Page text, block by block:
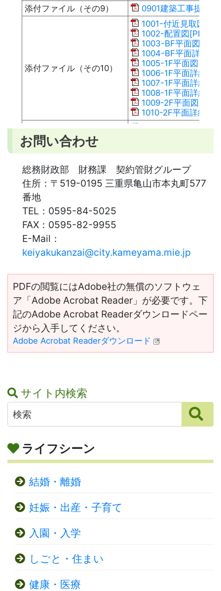
添付ファイル（その9） 0901建築工事提出
添付ファイル（その10）
1001-付近見取図
1002-配置図[PDF：
1003-BF平面図
1004-BF平面詳細図
1005-1F平面図[PDF
1006-1F平面詳細図
1007-1F平面詳細図
1008-1F平面詳細図
1009-2F平面図[PDF
1010-2F平面詳細図
添付ファイル（その11）
1101-工事費内訳書
お問い合わせ
総務財政部 財務課 契約管財グループ
住所： 〒519-0195 三重県亀山市本丸町577
番地
TEL： 0595-84-5025
FAX： 0595-82-9955
E-Mail：
keiyakukanzai@city.kameyama.mie.jp
PDFの閲覧にはAdobe社の無償のソフトウェ
ア「Adobe Acrobat Reader」が必要です。下
記のAdobe Acrobat Readerダウンロードペー
ジから入手してください。
Adobe Acrobat Readerダウンロード
サイト内検索
ライフシーン
結婚・離婚
妊娠・出産・子育て
入園・入学
しごと・住まい
健康・医療